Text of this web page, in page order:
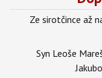
Ze sirotčince až
Syn Leoše